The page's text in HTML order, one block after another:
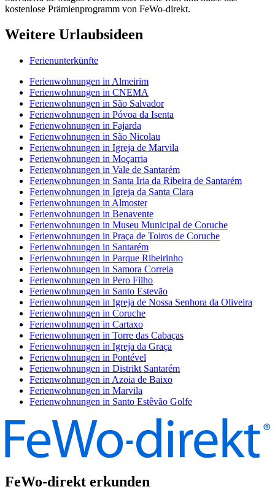
kostenlose Prämienprogramm von FeWo-direkt.
Weitere Urlaubsideen
Ferienunterkünfte
Ferienwohnungen in Almeirim
Ferienwohnungen in CNEMA
Ferienwohnungen in São Salvador
Ferienwohnungen in Póvoa da Isenta
Ferienwohnungen in Fajarda
Ferienwohnungen in São Nicolau
Ferienwohnungen in Igreja de Marvila
Ferienwohnungen in Moçarria
Ferienwohnungen in Vale de Santarém
Ferienwohnungen in Santa Iria da Ribeira de Santarém
Ferienwohnungen in Igreja da Santa Clara
Ferienwohnungen in Almoster
Ferienwohnungen in Benavente
Ferienwohnungen in Museu Municipal de Coruche
Ferienwohnungen in Praça de Toiros de Coruche
Ferienwohnungen in Santarém
Ferienwohnungen in Parque Ribeirinho
Ferienwohnungen in Samora Correia
Ferienwohnungen in Pero Filho
Ferienwohnungen in Santo Estevão
Ferienwohnungen in Igreja de Nossa Senhora da Oliveira
Ferienwohnungen in Coruche
Ferienwohnungen in Cartaxo
Ferienwohnungen in Torre das Cabaças
Ferienwohnungen in Igreja da Graça
Ferienwohnungen in Pontével
Ferienwohnungen in Distrikt Santarém
Ferienwohnungen in Azoia de Baixo
Ferienwohnungen in Marvila
Ferienwohnungen in Santo Estêvão Golfe
FeWo-direkt erkunden